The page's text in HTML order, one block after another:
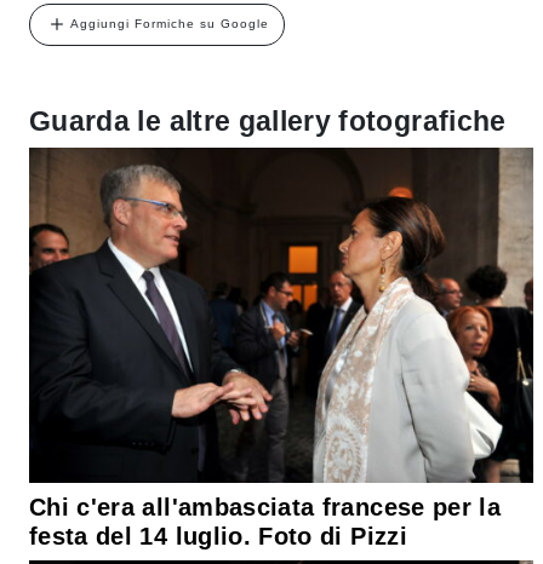
Aggiungi Formiche su Google
Guarda le altre gallery fotografiche
Chi c'era all'ambasciata francese per la
festa del 14 luglio. Foto di Pizzi